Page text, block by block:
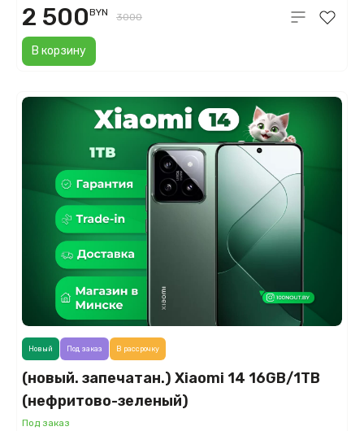
В корзину
2 500BYN 3000
(новый. запечатан.) Xiaomi 14 16GB/1TB
(нефритово-зеленый)
Под заказ
Новый Под заказ В рассрочку